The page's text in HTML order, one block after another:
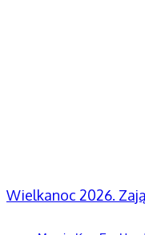
Wielkanoc 2026.